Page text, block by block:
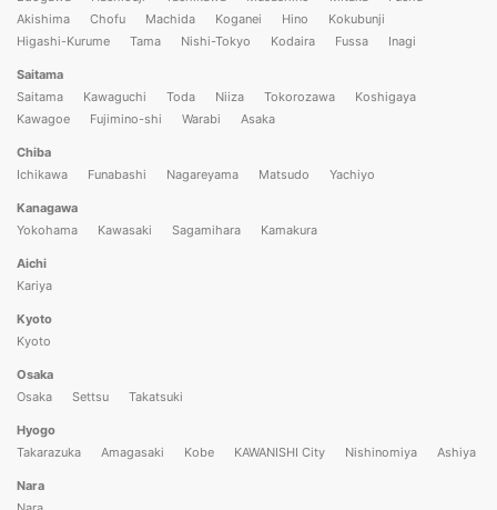
Akishima
Chofu Machida Koganei Hino
Kokubunji
Higashi-Kurume
Tama Nishi-Tokyo Kodaira Fussa Inagi
Saitama
Saitama
Kawaguchi Toda Niiza Tokorozawa
Koshigaya
Kawagoe
Fujimino-shi Warabi Asaka
Chiba
Ichikawa
Funabashi Nagareyama Matsudo Yachiyo
Kanagawa
Yokohama
Kawasaki Sagamihara Kamakura
Aichi
Kariya
Kyoto
Kyoto
Osaka
Osaka
Settsu Takatsuki
Hyogo
Takarazuka
Amagasaki Kobe KAWANISHI City Nishinomiya Ashiya
Nara